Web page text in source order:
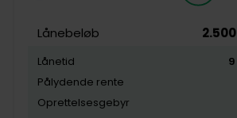
info@admill.dk
Vestergade 48H, 8000 Aarhus C
Tilgængelighed
Lånebeløb 2.500
Lånetid 9
Pålydende rente
Oprettelsesgebyr